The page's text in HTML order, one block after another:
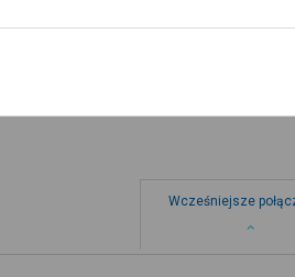
Wcześniejsze